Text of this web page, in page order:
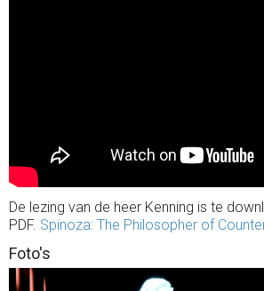
De lezing van de heer Kenning is te
PDF. Spinoza: The Philosopher of
Foto's